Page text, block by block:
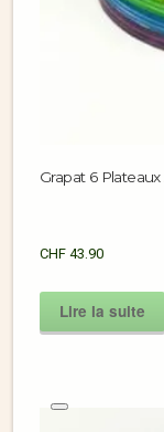
Grapat 6
CHF 43.90
Lire la suite